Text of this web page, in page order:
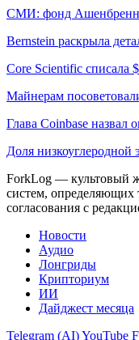
СМИ: фонд
Bernstein раскрыла
Core Scientific списала
Майнерам
Глава Coinbase назвал
Доля
ForkLog — культовый
систем, определяющих
согласования с
Новости
Аудио
Лонгриды
Крипториум
ИИ
Дайджест месяца
Telegram (AI)YouTube